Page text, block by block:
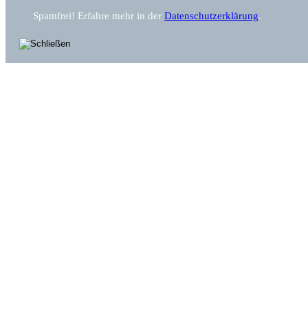
Spamfrei! Erfahre mehr in der Datenschutzerklärung.